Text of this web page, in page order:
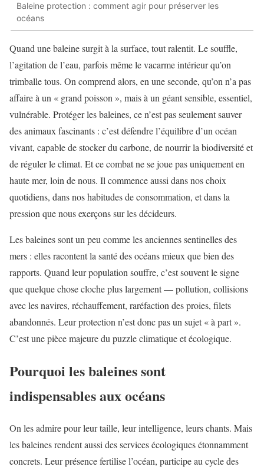
Baleine protection : comment agir pour préserver les
océans
Quand une baleine surgit à la surface, tout ralentit. Le souffle,
l’agitation de l’eau, parfois même le vacarme intérieur qu’on
trimballe tous. On comprend alors, en une seconde, qu’on n’a pas
affaire à un « grand poisson », mais à un géant sensible, essentiel,
vulnérable. Protéger les baleines, ce n’est pas seulement sauver
des animaux fascinants : c’est défendre l’équilibre d’un océan
vivant, capable de stocker du carbone, de nourrir la biodiversité et
de réguler le climat. Et ce combat ne se joue pas uniquement en
haute mer, loin de nous. Il commence aussi dans nos choix
quotidiens, dans nos habitudes de consommation, et dans la
pression que nous exerçons sur les décideurs.
Les baleines sont un peu comme les anciennes sentinelles des
mers : elles racontent la santé des océans mieux que bien des
rapports. Quand leur population souffre, c’est souvent le signe
que quelque chose cloche plus largement — pollution, collisions
avec les navires, réchauffement, raréfaction des proies, filets
abandonnés. Leur protection n’est donc pas un sujet « à part ».
C’est une pièce majeure du puzzle climatique et écologique.
Pourquoi les baleines sont
indispensables aux océans
On les admire pour leur taille, leur intelligence, leurs chants. Mais
les baleines rendent aussi des services écologiques étonnamment
concrets. Leur présence fertilise l’océan, participe au cycle des